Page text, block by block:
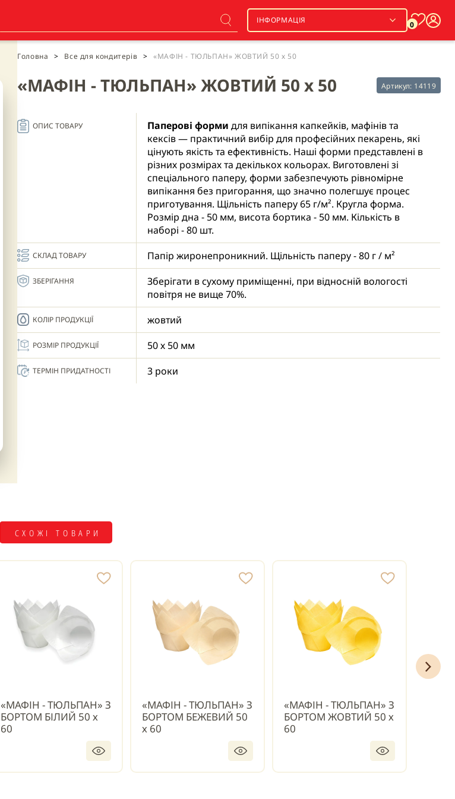
ІНФОРМАЦІЯ 0
Головна > Все для кондитерів > «МАФІН - ТЮЛЬПАН» ЖОВТИЙ 50 х 50
«МАФІН - ТЮЛЬПАН» ЖОВТИЙ 50 х 50 Артикул: 14119
ОПИС ТОВАРУ Паперові форми для випікання капкейків, мафінів та
кексів — практичний вибір для професійних пекарень, які
цінують якість та ефективність. Наші форми представлені в
різних розмірах та декількох кольорах. Виготовлені зі
спеціального паперу, форми забезпечують рівномірне
випікання без пригорання, що значно полегшує процес
приготування. Щільність паперу 65 г/м². Кругла форма.
Розмір дна - 50 мм, висота бортика - 50 мм. Кількість в
наборі - 80 шт.
СКЛАД ТОВАРУ Папір жиронепроникний. Щільність паперу - 80 г / м²
ЗБЕРІГАННЯ
Зберігати в сухому приміщенні, при відносній вологості
повітря не вище 70%.
КОЛІР ПРОДУКЦІЇ жовтий
РОЗМІР ПРОДУКЦІЇ 50 х 50 мм
ТЕРМІН ПРИДАТНОСТІ 3 роки
СХОЖІ ТОВАРИ
«МАФІН - ТЮЛЬПАН» З
БОРТОМ БІЛИЙ 50 х
60
«МАФІН - ТЮЛЬПАН» З
БОРТОМ БЕЖЕВИЙ 50
х 60
«МАФІН - ТЮЛЬПАН» З
БОРТОМ ЖОВТИЙ 50 х
60